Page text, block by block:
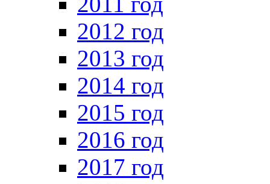
2012 год
2013 год
2014 год
2015 год
2016 год
2017 год